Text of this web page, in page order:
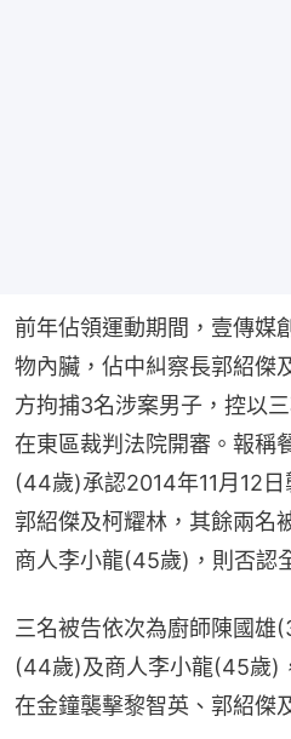
前年佔領運動期間，壹傳媒
物內臟，佔中糾察長郭紹傑
方拘捕3名涉案男子，控以
在東區裁判法院開審。報稱
(44歲)承認2014年11月12
郭紹傑及柯耀林，其餘兩名
商人李小龍(45歲)，則否認
三名被告依次為廚師陳國雄
(44歲)及商人李小龍(45歲)
在金鐘襲擊黎智英、郭紹傑